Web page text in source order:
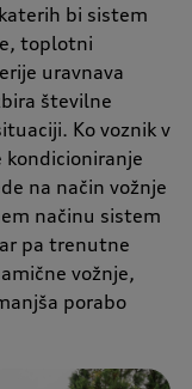
bi sistem
toplotni
uravnava
številne
Ko voznik v
kondicioniranje
na način vožnje
načinu sistem
pa trenutne
vožnje,
porabo